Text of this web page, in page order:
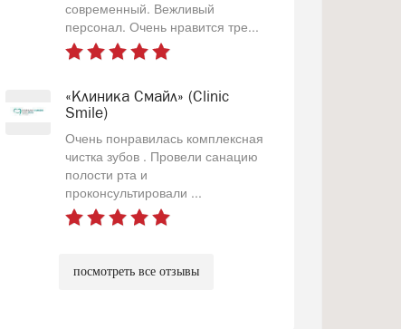
современный. Вежливый
персонал. Очень нравится тре...
«Клиника Смайл» (Clinic
Smile)
Очень понравилась комплексная
чистка зубов . Провели санацию
полости рта и
проконсультировали ...
посмотреть все отзывы